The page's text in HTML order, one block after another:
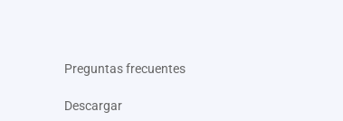
Preguntas frecuentes
Descargar